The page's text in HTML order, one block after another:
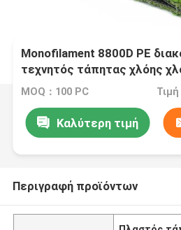
Monofilament 8800D PE
τεχνητός τάπητας χλόης
MOQ：100 PC
Καλύτερη τιμή
Περιγραφή προϊόντων